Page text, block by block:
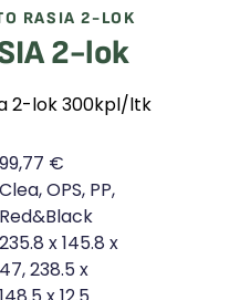
RASIA 2-LOK
2-lok
2-lok 300kpl/ltk
99,77 €
Clea, OPS, PP,
Red&Black
235.8 x 145.8 x
47, 238.5 x